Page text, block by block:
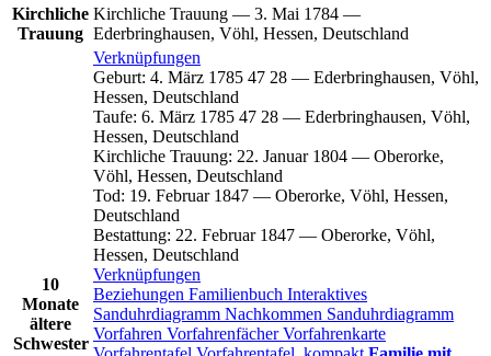
Kirchliche
Trauung
Kirchliche Trauung — 3. Mai 1784 —
Ederbringhausen, Vöhl, Hessen, Deutschland
10
Monate
ältere
Schwester
Verknüpfungen
Geburt: 4. März 1785 47 28 — Ederbringhausen, Vöhl,
Hessen, Deutschland
Taufe: 6. März 1785 47 28 — Ederbringhausen, Vöhl,
Hessen, Deutschland
Kirchliche Trauung: 22. Januar 1804 — Oberorke,
Vöhl, Hessen, Deutschland
Tod: 19. Februar 1847 — Oberorke, Vöhl, Hessen,
Deutschland
Bestattung: 22. Februar 1847 — Oberorke, Vöhl,
Hessen, Deutschland
Verknüpfungen
Beziehungen Familienbuch Interaktives
Sanduhrdiagramm Nachkommen Sanduhrdiagramm
Vorfahren VorfahrenfächerVorfahrenkarte